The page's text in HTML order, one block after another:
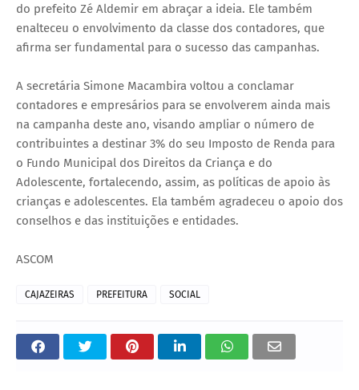
do prefeito Zé Aldemir em abraçar a ideia. Ele também
enalteceu o envolvimento da classe dos contadores, que
afirma ser fundamental para o sucesso das campanhas.
A secretária Simone Macambira voltou a conclamar
contadores e empresários para se envolverem ainda mais
na campanha deste ano, visando ampliar o número de
contribuintes a destinar 3% do seu Imposto de Renda para
o Fundo Municipal dos Direitos da Criança e do
Adolescente, fortalecendo, assim, as políticas de apoio às
crianças e adolescentes. Ela também agradeceu o apoio dos
conselhos e das instituições e entidades.
ASCOM
CAJAZEIRAS PREFEITURA SOCIAL